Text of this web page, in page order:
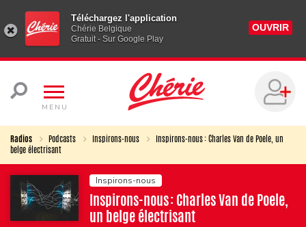
Téléchargez l'application
Chérie Belgique
Gratuit - Sur Google Play
OUVRIR
MENU
Radios Podcasts Inspirons-nous
Inspirons-nous : Charles Van de Poele, un
belge électrisant
Inspirons-nous
Inspirons-nous : Charles Van de Poele,
un belge électrisant